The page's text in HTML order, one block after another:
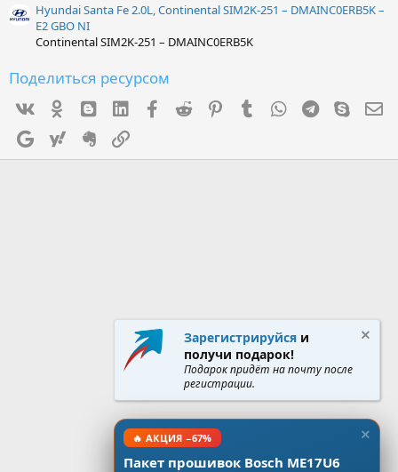
Hyundai Santa Fe 2.0L, Continental SIM2K-251 – DMAINC0ERB5K –
E2 GBO NI
Continental SIM2K-251 – DMAINC0ERB5K
Поделиться ресурсом
Ok mes_blogger
Linked InFacebook
Reddit PinterestTumblr WhatsAppTelegram
Skype
Google Yahoo Evernote
Зарегистрируйся и
получи подарок!
Подарок придёт на почту после
регистрации.
🔥 АКЦИЯ −67%
Пакет прошивок Bosch ME17U6